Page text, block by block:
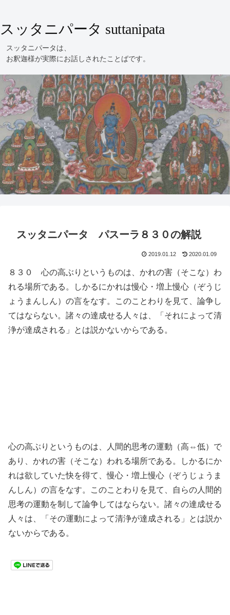
スッタニパータ suttanipata
スッタニパータ パスーラ８３０の解説
2019.01.12 2020.01.09
８３０ 心の高ぶりというものは、かれの害（そこな）わ
れる場所である。しかるにかれは慢心・増上慢心（ぞうじ
ょうまんしん）の言をなす。このことわりを見て、論争し
てはならない。諸々の達成せる人々は、「それによって清
浄が達成される」とは説かないからである。
心の高ぶりというものは、人間的思考の運動（高⇔低）で
あり、かれの害（そこな）われる場所である。しかるにか
れは欲していた快を得て、慢心・増上慢心（ぞうじょうま
んしん）の言をなす。このことわりを見て、自らの人間的
思考の運動を制して論争してはならない。諸々の達成せる
人々は、「その運動によって清浄が達成される」とは説か
ないからである。